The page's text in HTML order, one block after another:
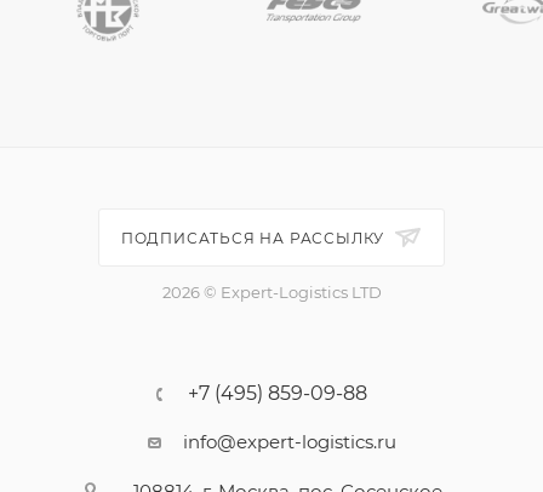
ПОДПИСАТЬСЯ НА РАССЫЛКУ
2026 © Expert-Logistics LTD
+7 (495) 859-09-88
info@expert-logistics.ru